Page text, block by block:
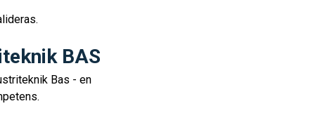
BAS
Bas - en